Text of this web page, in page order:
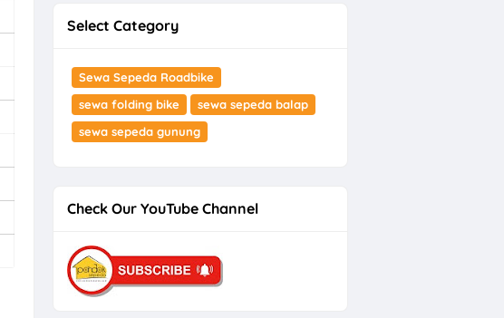
Select Category
Sewa Sepeda Roadbike
sewa folding bike
sewa sepeda balap
sewa sepeda gunung
Check Our YouTube Channel